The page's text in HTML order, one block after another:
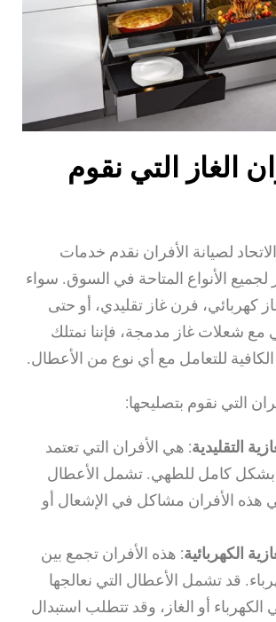
الغاز التي نقوم
لصيانة الأفران نقدم خدمات
لجميع الأنواع المتاحة في السوق. سواء
كهربائي، فرن غاز تقليدي، أو حتى
مع شعلات غاز مدمجة، فإننا نمتلك
الكافية للتعامل مع أي نوع من الأعطال.
التي نقوم بتصليحها:
التقليدية: هي الأفران التي تعتمد
بشكل كامل للطهي. تشمل الأعطال
هذه الأفران مشاكل في الإشعال أو
الكهربائية: هذه الأفران تجمع بين
قد تشمل الأعطال التي نعالجها
أو الغاز، وقد تتطلب استبدال